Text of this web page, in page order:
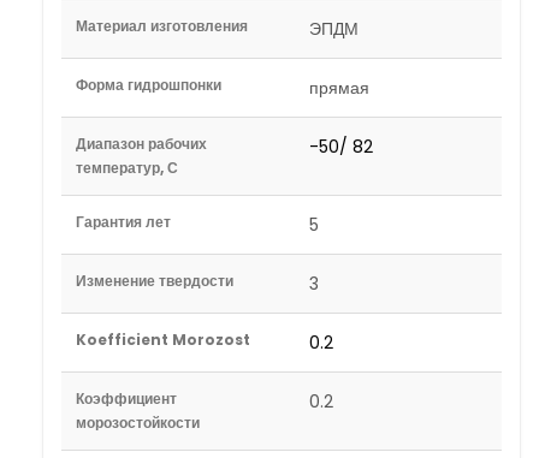
Материал изготовления ЭПДМ
Форма гидрошпонки прямая
Диапазон рабочих
температур, С
-50/ 82
Гарантия лет 5
Изменение твердости 3
Koefficient Morozost 0.2
Коэффициент
морозостойкости
0.2